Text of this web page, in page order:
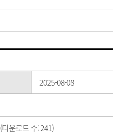
2025-08-08
(다운로드 수: 241)